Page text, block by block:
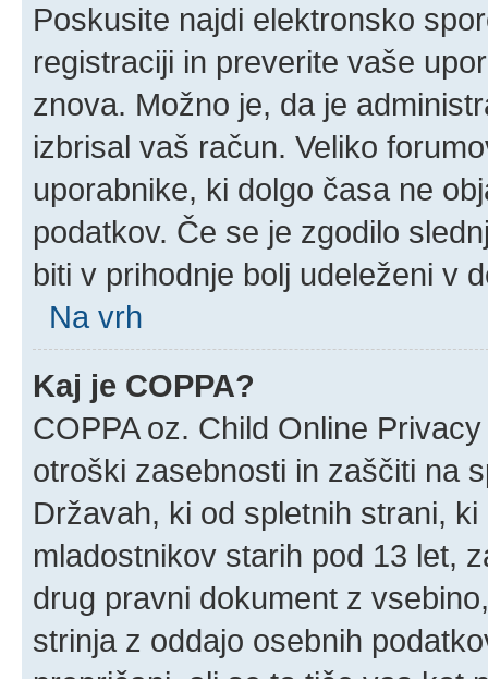
Poskusite najdi elektronsko
registraciji in preverite vaše
znova. Možno je, da je
izbrisal vaš račun. Veliko
uporabnike, ki dolgo časa ne
podatkov. Če se je zgodilo
biti v prihodnje bolj udeleženi v
Na vrh
Kaj je COPPA?
COPPA oz. Child Online
otroški zasebnosti in zaščiti na
Državah, ki od spletnih strani,
mladostnikov starih pod 13 let,
drug pravni dokument z
strinja z oddajo osebnih